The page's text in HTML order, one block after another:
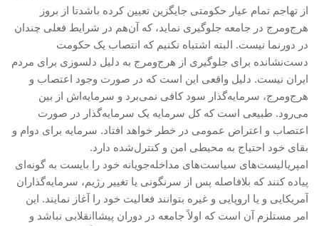
انترناسیونالیسم
خانه
English
هسته کارگران پيشتاز سوسياليست (خوزستان)
از تهاجم تمام عیار حکومتی جایگزین تعیین کرده باشدتا از بروز
هرج‌ومرج در جامعه جلوگیری نماید، که آن‌هم در شرایط فعلی چندان
در دورنما نیست. البته اشتباه نکنیم که انتصاب یک حکومت
دست‌نشانده برای جلوگیری از هرج‌ومرج به دلیل دلسوزی برای مردم
ایران نیست. دلیل واقعی این است که در صورت وجود اعتصاب و
هرج‌ومرج، سرمایه‌گذار سود کافی نمی‌برد و سرمایه‌اش از بین
می‌رود. طبیعی است که کل سرمایه یک سرمایه‌گذار در صورت
اعتصاب و اعتراض عمومی در خطر خواهد افتاد. سرمایه برای دوام و
بقای خود احتیاج به محیطی امن و کنترل‌شده دارد.
امپریالیست‌های سیاست‌های مداخله‌جویانه خود را بایست به گونه‌ای
پیاده کنند که بلافاصله پس از سرنگونی یا تغییر رژیم، سرمایه‌گذاران
آمریکایی و یا اروپایی و غیره بتوانند فعالیت خود را آغاز نمایند. این
امر مستلزم آن است که اولاً جامعه در دوران پیشا‌انقلابی نباشد و